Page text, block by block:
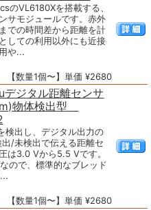
のVL6180Xを搭載する、
サモジュールです。赤外
での時間差から距離を計
しての利用以外にも近接
や...
【数量1個〜】単価 ¥2680
デジタル距離センサ
物体検出型
検出し、デジタル出力の
/未検出で伝える距離セ
は3.0 Vから5.5 Vです。
ので、標準的なブレッド
【数量1個〜】単価 ¥2680